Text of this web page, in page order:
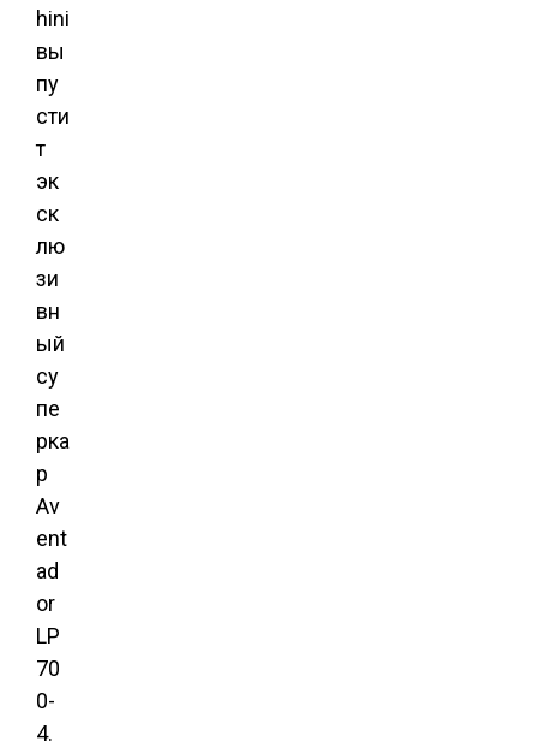
hini
вы
пу
сти
т
эк
ск
лю
зи
вн
ый
су
пе
рка
р
Av
ent
ad
or
LP
70
0-
4.